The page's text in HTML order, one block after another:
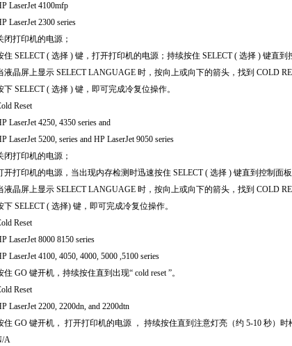
LaserJet 4100mfp
LaserJet 2300 series
闭打印机的电源；
住 SELECT ( 选择 ) 键，打开打印机的电源；持续按住 SELECT ( 选择 ) 键直到
液晶屏上显示 SELECT LANGUAGE 时，按向上或向下的箭头，找到 COLD
下 SELECT ( 选择 ) 键，即可完成冷复位操作。
Reset
LaserJet 4250, 4350 series and
LaserJet 5200, series and HP LaserJet 9050 series
闭打印机的电源；
开打印机的电源，当出现内存检测时迅速按住 SELECT ( 选择 ) 键直到控制面
液晶屏上显示 SELECT LANGUAGE 时，按向上或向下的箭头，找到 COLD
下 SELECT ( 选择) 键，即可完成冷复位操作。
Reset
LaserJet 8000 8150 series
LaserJet 4100, 4050, 4000, 5000 ,5100 series
住 GO 键开机，持续按住直到出现“ cold reset ”。
Reset
LaserJet 2200, 2200dn, and 2200dtn
住 GO 键开机， 打开打印机的电源 ， 持续按住直到注意灯亮（约 5-10 秒）时
A